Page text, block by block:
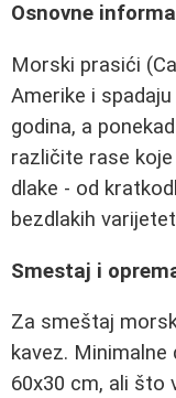
Osnovne
Morski prasići
Amerike i
godina, a
različite rase
dlake - od
bezdlakih
Smestaj i
Za smeštaj
kavez.
60x30 cm, ali što